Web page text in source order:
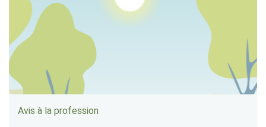
Avis à la profession